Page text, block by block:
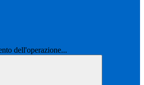
dell'operazione...